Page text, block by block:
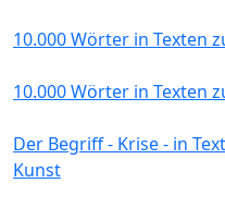
10.000 Wörter in Texten
10.000 Wörter in Texten
Der Begriff - Krise - in
Kunst